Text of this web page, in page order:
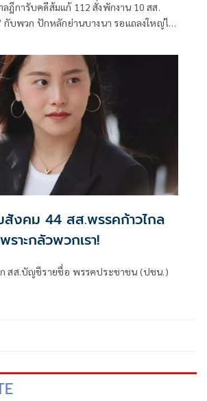
ลฎีการับคดีส้มแก้ 112 สั่งพักงาน 10 สส.
กับพวก ปักหลักย่านบางนา รอแถลงใหญ่ไฟ
น
งคม 44 สส.พรรคก้าวไกล
ราะกลัวพวกเรา!
สส.บัญชีรายชื่อ พรรคประชาชน (ปชน.)